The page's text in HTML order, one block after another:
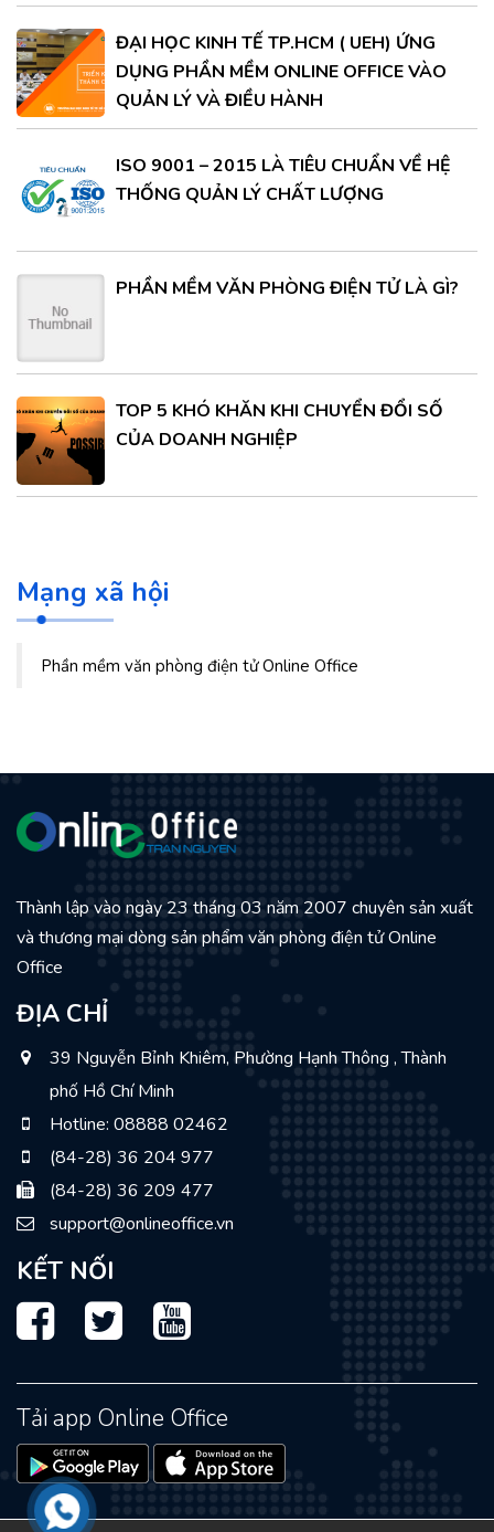
ĐẠI HỌC KINH TẾ TP.HCM ( UEH) ỨNG
DỤNG PHẦN MỀM ONLINE OFFICE VÀO
QUẢN LÝ VÀ ĐIỀU HÀNH
ISO 9001 – 2015 LÀ TIÊU CHUẨN VỀ HỆ
THỐNG QUẢN LÝ CHẤT LƯỢNG
PHẦN MỀM VĂN PHÒNG ĐIỆN TỬ LÀ GÌ?
TOP 5 KHÓ KHĂN KHI CHUYỂN ĐỔI SỐ
CỦA DOANH NGHIỆP
Mạng xã hội
Phần mềm văn phòng điện tử Online Office
Thành lập vào ngày 23 tháng 03 năm 2007 chuyên sản xuất
và thương mại dòng sản phẩm văn phòng điện tử Online
Office
ĐỊA CHỈ
39 Nguyễn Bỉnh Khiêm, Phường Hạnh Thông , Thành
phố Hồ Chí Minh
Hotline: 08888 02462
(84-28) 36 204 977
(84-28) 36 209 477
support@onlineoffice.vn
KẾT NỐI
Facebook
TwitterYoutube
Tải app Online Office